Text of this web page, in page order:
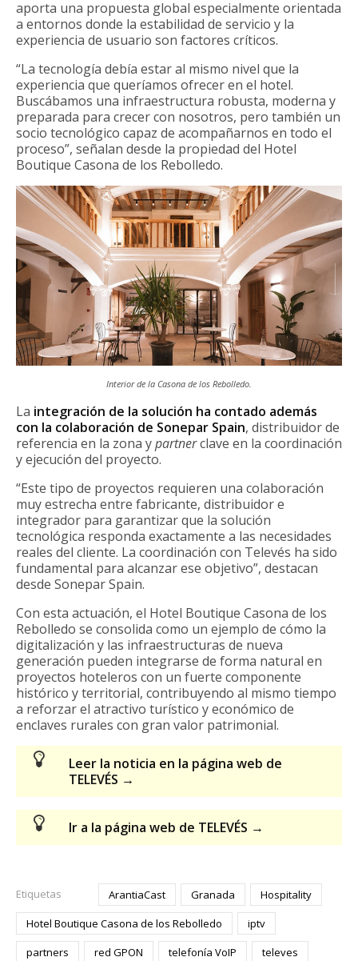
aporta una propuesta global especialmente orientada
a entornos donde la estabilidad de servicio y la
experiencia de usuario son factores críticos.
“La tecnología debía estar al mismo nivel que la
experiencia que queríamos ofrecer en el hotel.
Buscábamos una infraestructura robusta, moderna y
preparada para crecer con nosotros, pero también un
socio tecnológico capaz de acompañarnos en todo el
proceso”, señalan desde la propiedad del Hotel
Boutique Casona de los Rebolledo.
Interior de la Casona de los Rebolledo.
La integración de la solución ha contado además
con la colaboración de Sonepar Spain, distribuidor de
referencia en la zona ypartnerclave en la coordinación
y ejecución del proyecto.
“Este tipo de proyectos requieren una colaboración
muy estrecha entre fabricante, distribuidor e
integrador para garantizar que la solución
tecnológica responda exactamente a las necesidades
reales del cliente. La coordinación con Televés ha sido
fundamental para alcanzar ese objetivo”, destacan
desde Sonepar Spain.
Con esta actuación, el Hotel Boutique Casona de los
Rebolledo se consolida como un ejemplo de cómo la
digitalización y las infraestructuras de nueva
generación pueden integrarse de forma natural en
proyectos hoteleros con un fuerte componente
histórico y territorial, contribuyendo al mismo tiempo
a reforzar el atractivo turístico y económico de
enclaves rurales con gran valor patrimonial.
Leer la noticia en la página web de
TELEVÉS →
Ir a la página web de TELEVÉS →
Etiquetas ArantiaCast Granada
Hospitality
Hotel Boutique Casona de los Rebolledo
iptv
partners
red GPON telefonía VoIP televes